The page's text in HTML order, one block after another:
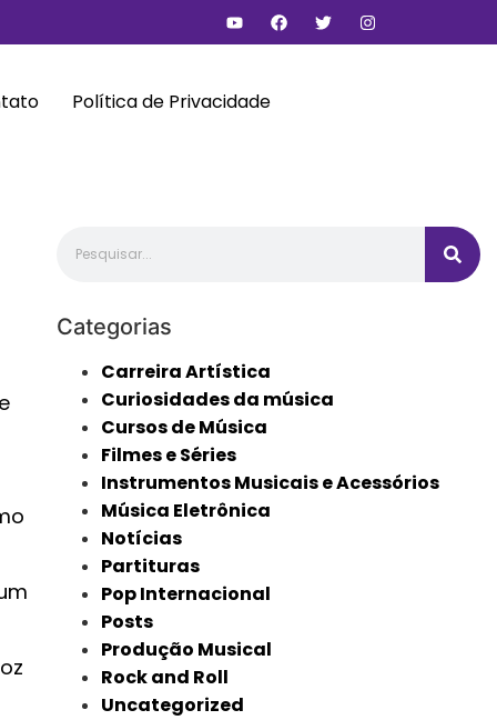
Política de Privacidade
Categorias
Carreira Artística
Curiosidades da música
Cursos de Música
Filmes e Séries
Instrumentos Musicais e Acessórios
Música Eletrônica
Notícias
Partituras
Pop Internacional
Posts
Produção Musical
Rock and Roll
Uncategorized